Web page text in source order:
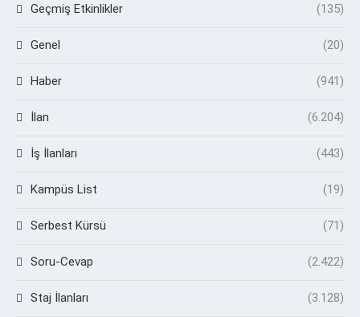
Geçmiş Etkinlikler (135)
Genel (20)
Haber (941)
İlan (6.204)
İş İlanları (443)
Kampüs List (19)
Serbest Kürsü (71)
Soru-Cevap (2.422)
Staj İlanları (3.128)